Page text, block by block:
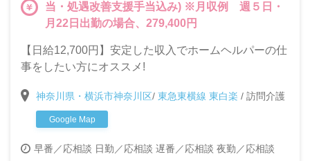
当・処遇改善支援手当込み) ※月収例 週５日・
月22日出勤の場合、279,400円
【日給12,700円】安定した収入でホームヘルパーの仕
事をしたい方にオススメ!
神奈川県・横浜市神奈川区/ 東急東横線 東白楽 / 訪問介護
Google Map
早番／応相談 日勤／応相談 遅番／応相談 夜勤／応相談